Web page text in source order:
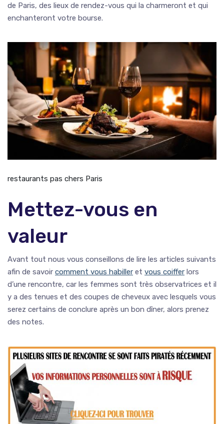
de Paris, des lieux de rendez-vous qui la charmeront et qui
enchanteront votre bourse.
restaurants pas chers Paris
Mettez-vous en
valeur
Avant tout nous vous conseillons de lire les articles suivants
afin de savoir comment vous habiller et vous coiffer lors
d’une rencontre, car les femmes sont très observatrices et il
y a des tenues et des coupes de cheveux avec lesquels vous
serez certains de conclure après un bon dîner, alors prenez
des notes.